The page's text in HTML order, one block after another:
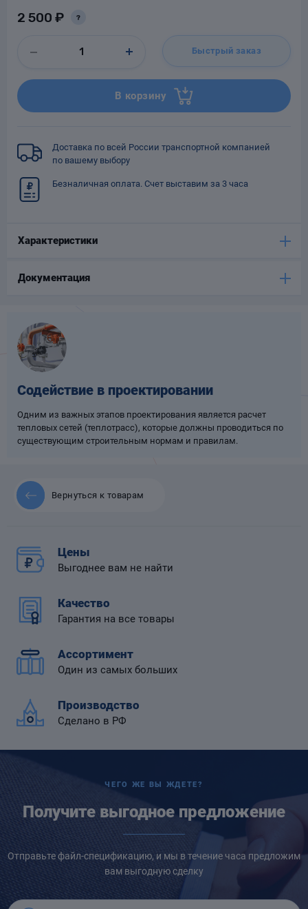
2 500 ₽ ?
Быстрый заказ
В корзину
Доставка по всей России транспортной компанией
по вашему выбору
Безналичная оплата. Счет выставим за 3 часа
Характеристики
Документация
Содействие в проектировании
Одним из важных этапов проектирования является расчет
тепловых сетей (теплотрасс), которые должны проводиться по
существующим строительным нормам и правилам.
Вернуться к товарам
Цены
Выгоднее вам не найти
Качество
Гарантия на все товары
Ассортимент
Один из самых больших
Производство
Сделано в РФ
ЧЕГО ЖЕ ВЫ ЖДЕТЕ?
Получите выгодное предложение
Отправьте файл-спецификацию, и мы в течение часа предложим
вам выгодную сделку
стальные
Фильтры для
трубопроводов
Компенсаторы